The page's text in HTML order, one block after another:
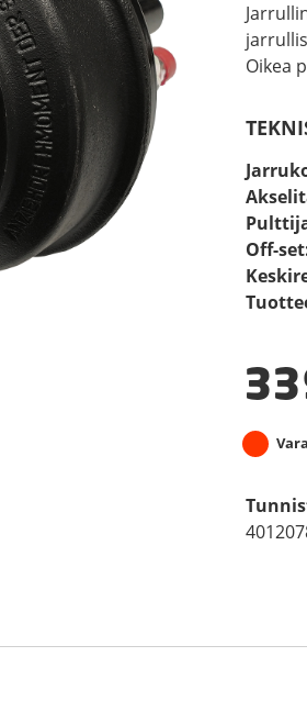
Oikea
Off-